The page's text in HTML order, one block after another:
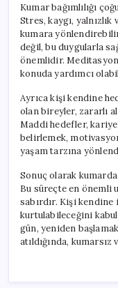
Kumar bağımlılığı
Stres, kaygı,
kumara
değil, bu duygularla
önemlidir.
konuda yardımcı
Ayrıca kişi kendine
olan bireyler, zararlı
Maddi hedefler,
belirlemek,
yaşam tarzına
Sonuç olarak
Bu süreçte en önemli
sabırdır. Kişi kendine
kurtulabileceğini
gün, yeniden
atıldığında,